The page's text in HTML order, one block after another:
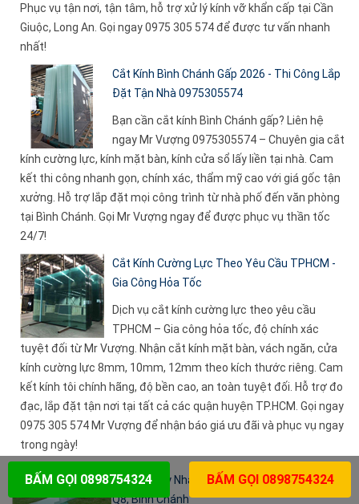
Phục vụ tận nơi, tận tâm, hỗ trợ xử lý kính vỡ khẩn cấp tại Cần
Giuộc, Long An. Gọi ngay 0975 305 574 để được tư vấn nhanh
nhất!
Cắt Kính Bình Chánh Gấp 2026 - Thi Công Lắp
Đặt Tận Nhà 0975305574
Bạn cần cắt kính Bình Chánh gấp? Liên hệ
ngay Mr Vượng 0975305574 – Chuyên gia cắt
kính cường lực, kính mặt bàn, kính cửa sổ lấy liền tại nhà. Cam
kết thi công nhanh gọn, chính xác, thẩm mỹ cao với giá gốc tận
xưởng. Hỗ trợ lắp đặt mọi công trình từ nhà phố đến văn phòng
tại Bình Chánh. Gọi Mr Vượng ngay để được phục vụ thần tốc
24/7!
Cắt Kính Cường Lực Theo Yêu Cầu TPHCM -
Gia Công Hỏa Tốc
Dịch vụ cắt kính cường lực theo yêu cầu
TPHCM – Gia công hỏa tốc, độ chính xác
tuyệt đối từ Mr Vượng. Nhận cắt kính mặt bàn, vách ngăn, cửa
kính cường lực 8mm, 10mm, 12mm theo kích thước riêng. Cam
kết kính tôi chính hãng, độ bền cao, an toàn tuyệt đối. Hỗ trợ đo
đạc, lắp đặt tận nơi tại tất cả các quận huyện TP.HCM. Gọi ngay
0975 305 574 Mr Vượng để nhận báo giá ưu đãi và phục vụ ngay
trong ngày!
Cắt Kính 3ly Nhanh Tại Nhà - Phục Vụ Q4, Q7,
Q8, Bình Chánh
BẤM GỌI 0898754324 BẤM GỌI 0898754324